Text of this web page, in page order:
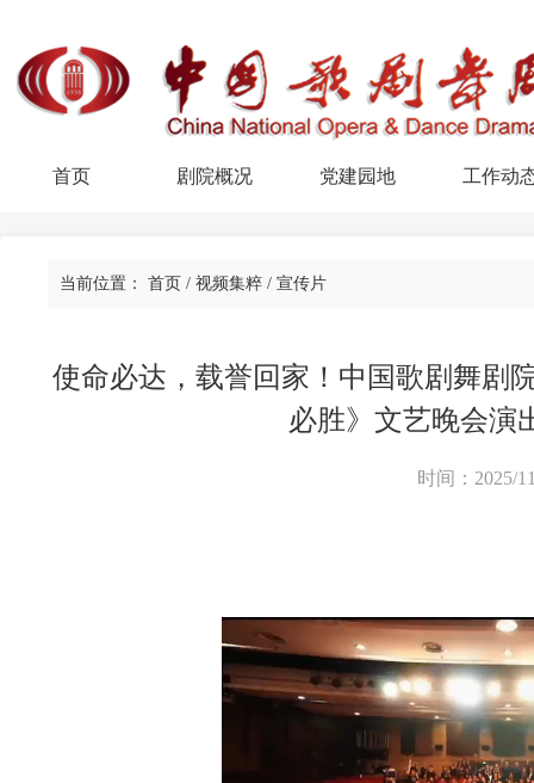
首页 剧院概况 党建园地 工作动
当前位置： 首页 / 视频集粹 / 宣传片
使命必达，载誉回家！中国歌剧舞剧
必胜》文艺晚会演
时间：2025/